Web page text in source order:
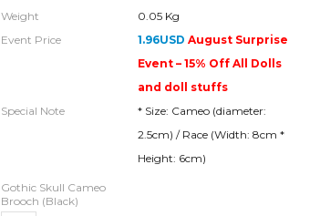
Weight
0.05 Kg
Event Price
1.96USD August Surprise
Event – 15% Off All Dolls
and doll stuffs
Special Note
* Size: Cameo (diameter:
2.5cm) / Race (Width: 8cm *
Height: 6cm)
Gothic Skull Cameo
Brooch (Black)